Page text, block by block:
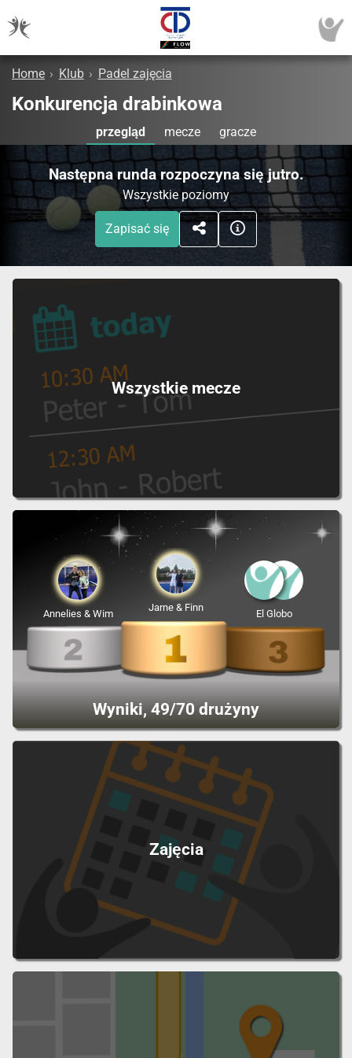
Home › Klub › Padel zajęcia
Konkurencja drabinkowa
przegląd mecze gracze
Następna runda rozpoczyna się jutro.
Wszystkie poziomy
Zapisać się
Wszystkie mecze
Wyniki, 49/70 drużyny
Jarne & Finn
Annelies & Wim El Globo
Zajęcia